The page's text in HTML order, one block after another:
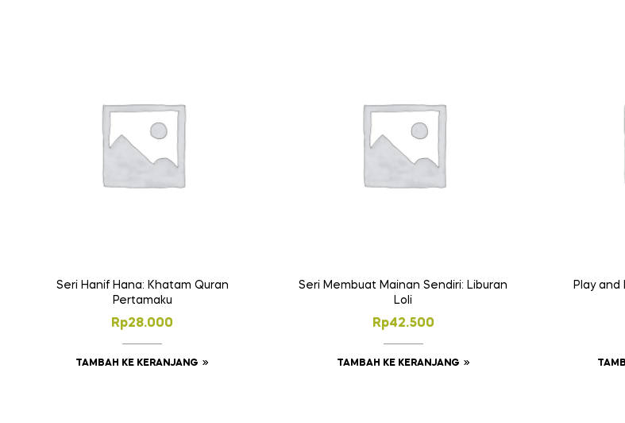
Seri Hanif Hana: Khatam Quran
Pertamaku
Rp28.000
TAMBAH KE KERANJANG
Seri Membuat Mainan Sendiri: Liburan
Loli
Rp42.500
TAMBAH KE KERANJANG
Play and